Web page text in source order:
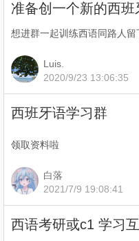
准备创一个新的西
想进群一起训练西语同路人
Luis.
2020/9/23 13:06:35
西班牙语学习群
领取资料啦
白落
2021/7/9 19:08:41
西语考研或c1 学习